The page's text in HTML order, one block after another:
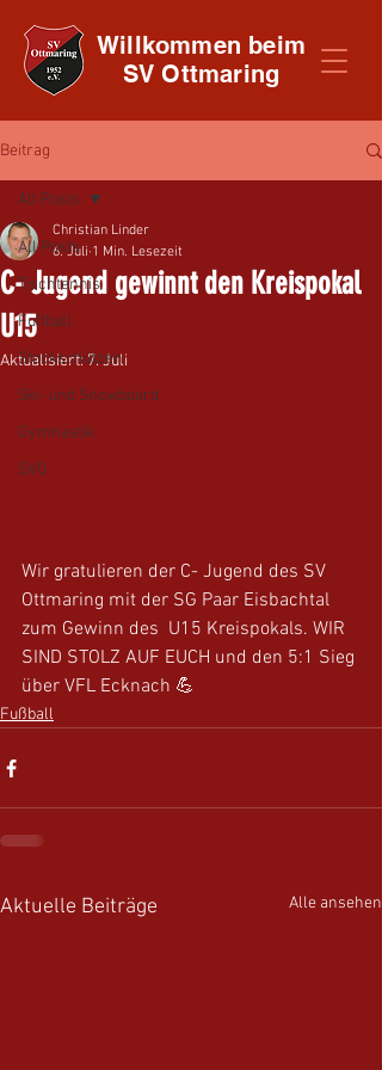
Willkommen beim
SV Ottmaring
Beitrag
All Posts
Tischtennis
Fußball
Stockschützen
Ski- und Snowboard
Gymnastik
SVO
All Posts
C- Jugend gewinnt den Kreispokal
U15
Christian Linder
6. Juli 1 Min. Lesezeit
Aktualisiert:7. Juli
Wir gratulieren der C- Jugend des SV
Ottmaring mit der SG Paar Eisbachtal
zum Gewinn des  U15 Kreispokals. WIR
SIND STOLZ AUF EUCH und den 5:1 Sieg
über VFL Ecknach 💪
Fußball
Aktuelle Beiträge Alle ansehen